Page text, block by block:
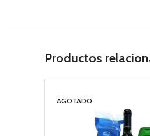
Productos
AGOTADO